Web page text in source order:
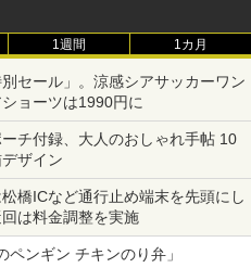
1週間 1カ月
セール」。涼感シアサッカーワン
ョーツは1990円に
チ付録、大人のおしゃれ手帖 10
ザイン
橋ICなど通行止め端末を先頭にし
は料金調整を実施
ペンギン チキンのり弁」